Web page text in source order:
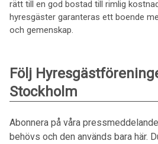
rätt till en god bostad till rimlig
hyresgäster garanteras ett boende
och gemenskap.
Följ
Stockholm
Abonnera på våra
behövs och den används bara här.